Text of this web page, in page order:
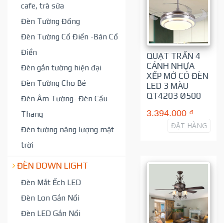
cafe, trà sữa
Đèn Tường Đồng
Đèn Tường Cổ Điển -Bán Cổ
Điển
Đèn gắn tường hiện đại
Đèn Tường Cho Bé
Đèn Âm Tường- Đèn Cầu
Thang
Đèn tường năng lượng mặt
trời
ĐÈN DOWN LIGHT
Đèn Mắt Ếch LED
Đèn Lon Gắn Nổi
Đèn LED Gắn Nổi
QUẠT TRẦN 4
CÁNH NHỰA
XẾP MỞ CÓ ĐÈN
LED 3 MÀU
QT4203 Ø500
3.394.000 ₫
ĐẶT HÀNG